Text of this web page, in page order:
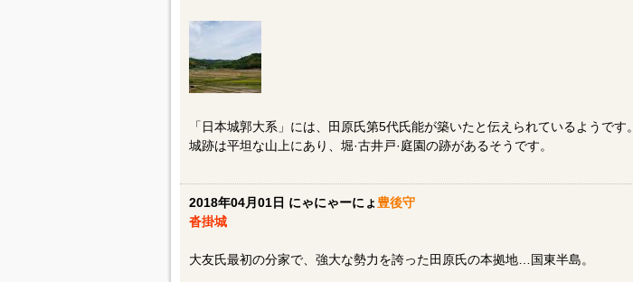
「日本城郭大系」には、田原氏第5代氏能が築いたと伝えられているようです。
城跡は平坦な山上にあり、堀·古井戸·庭園の跡があるそうです。
2018年04月01日 にゃにゃーにょ 豊後守
沓掛城
大友氏最初の分家で、強大な勢力を誇った田原氏の本拠地…国東半島。